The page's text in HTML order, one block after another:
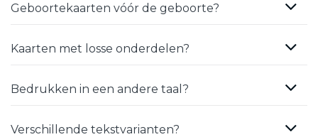
Geboortekaarten vóór de geboorte?
Kaarten met losse onderdelen?
Bedrukken in een andere taal?
Verschillende tekstvarianten?